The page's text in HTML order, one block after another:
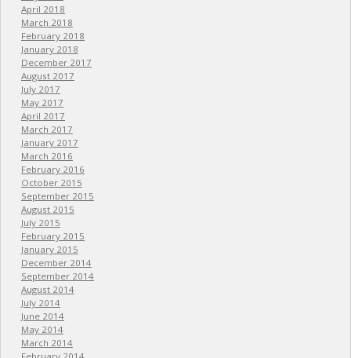
April 2018
March 2018
February 2018
January 2018
December 2017
August 2017
July 2017
May 2017
April 2017
March 2017
January 2017
March 2016
February 2016
October 2015
September 2015
August 2015
July 2015
February 2015
January 2015
December 2014
September 2014
August 2014
July 2014
June 2014
May 2014
March 2014